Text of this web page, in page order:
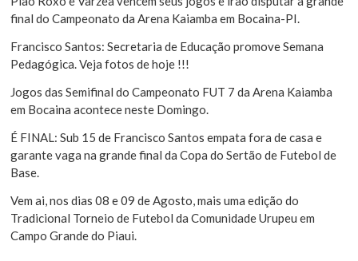
s
t
final do Campeonato da Arena Kaiamba em Bocaina-PI.
Francisco Santos: Secretaria de Educação promove Semana
Pedagógica. Veja fotos de hoje !!!
Jogos das Semifinal do Campeonato FUT 7 da Arena Kaiamba
em Bocaina acontece neste Domingo.
É FINAL: Sub 15 de Francisco Santos empata fora de casa e
garante vaga na grande final da Copa do Sertão de Futebol de
Base.
Vem ai, nos dias 08 e 09 de Agosto, mais uma edição do
Tradicional Torneio de Futebol da Comunidade Urupeu em
Campo Grande do Piaui.